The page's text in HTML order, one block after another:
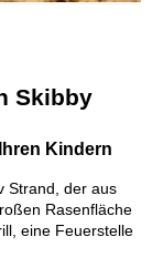
Skibby
Kindern
Strand, der aus
Rasenfläche
eine Feuerstelle